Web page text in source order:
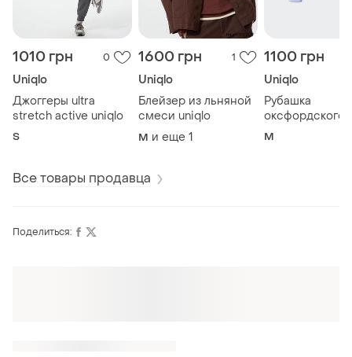
1010 грн 0
Uniqlo
Джоггеры ultra
stretch active uniqlo
S
1600 грн 1
Uniqlo
Блейзер из льняной
смеси uniqlo
M и еще 1
1100 грн
Uniqlo
Рубашка
оксфордского
uniqlo
M
Все товары продавца
Поделиться: